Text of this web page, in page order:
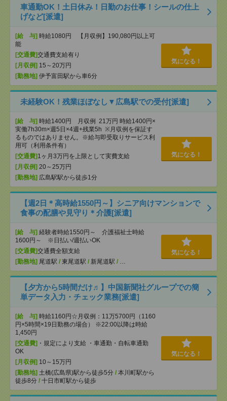
車通勤OK！土日休み！日勤のお仕事！シールの仕上
げなど[派遣]
[給 与] 時給1080円 【月収例】190,080円以上可
能
[交通費]交通費支給有り
[月収例] 15～20万円
[勤務地] 伊予富田駅から車6分
気になる！
未経験OK！残業ほぼなし▼広島駅での受付[派遣]
[給 与] 時給1400円 月収例 21万円 時給1400円×
実働7h30m×週5日×4週+残業5h ※月収例を保証す
るものではありません。※給与即受取りサービス利
用可（利用条件有）
[交通費] 1ヶ月3万円を上限として実費支給
[月収例] 20～25万円
[勤務地] 広島駅駅から徒歩1分
気になる！
【週2日＊高時給1550円～】シニア向けマンションで
食事の配膳や見守り＊介護[派遣]
[給 与] 経験者時給1550円～ 介護福祉士時給
1600円～ ※日払い/週払いOK
[交通費]交通費全額支給
[勤務地] 尾道駅 / 東尾道駅 / 新尾道駅 / …
気になる！
【夕方から5時間だけ♬】中国新聞社グループでの簡
単データ入力・チェック業務[派遣]
[給 与] 時給1160円☆月収例：11万5700円（1160
円×5時間×19日勤務の場合） ※22:00以降は時給
1,450円
[交通費] ・規定により支給 ・車通勤・自転車通勤
OK
[月収例] 10～15万円
[勤務地] 土橋(広島県)駅から徒歩5分 / 本川町駅から
徒歩8分 / 十日市町駅から徒歩
気になる！